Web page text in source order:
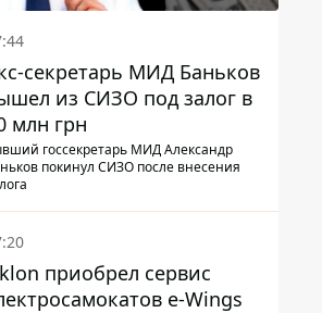
секретарь МИД Баньков
из СИЗО под залог в
млн грн
госсекретарь МИД Александр
покинул СИЗО после внесения
приобрел сервис
e-Wings